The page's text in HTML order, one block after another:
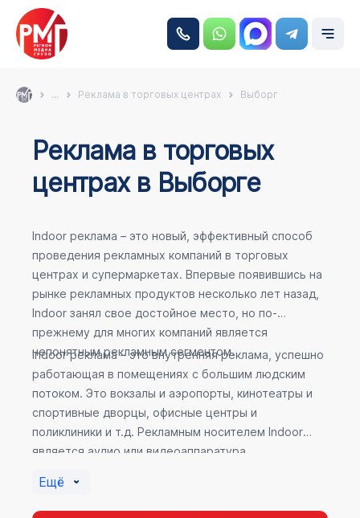
... Реклама в торговых центрах Выборг
Реклама в торговых
центрах в Выборге
Indoor реклама – это новый, эффективный способ
проведения рекламных компаний в торговых
центрах и супермаркетах. Впервые появившись на
рынке рекламных продуктов несколько лет назад,
Indoor занял свое достойное место, но по-
прежнему для многих компаний является
непонятным рекламным сегментом.
Indoor реклама – это внутренняя реклама, успешно
работающая в помещениях с большим людским
потоком. Это вокзалы и аэропорты, кинотеатры и
спортивные дворцы, офисные центры и
поликлиники и т.д. Рекламным носителем Indoor
является аудио или видеоаппаратура,
эффективность приносит такой вид рекламы в
местах продаж, поскольку воздействие на
Ещё